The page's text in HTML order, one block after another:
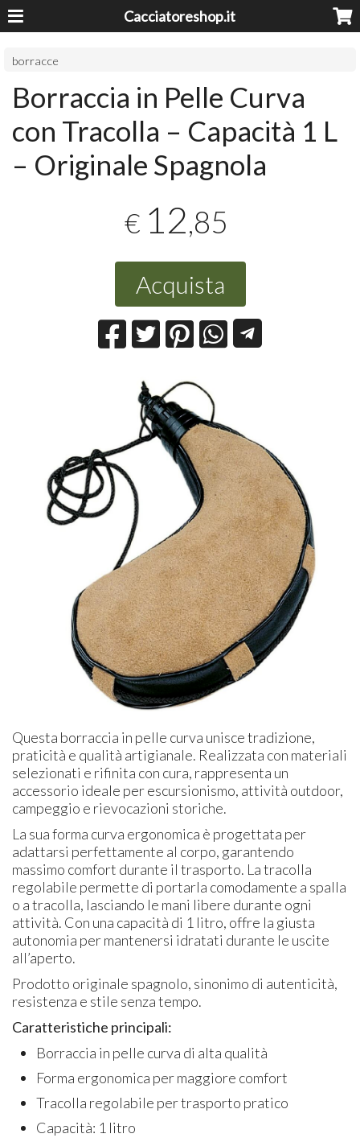
Cacciatoreshop.it
borracce
Borraccia in Pelle Curva
con Tracolla – Capacità 1 L
– Originale Spagnola
€ 12,85
Acquista
Questa borraccia in pelle curva unisce tradizione,
praticità e qualità artigianale. Realizzata con materiali
selezionati e rifinita con cura, rappresenta un
accessorio ideale per escursionismo, attività outdoor,
campeggio e rievocazioni storiche.
La sua forma curva ergonomica è progettata per
adattarsi perfettamente al corpo, garantendo
massimo comfort durante il trasporto. La tracolla
regolabile permette di portarla comodamente a spalla
o a tracolla, lasciando le mani libere durante ogni
attività. Con una capacità di 1 litro, offre la giusta
autonomia per mantenersi idratati durante le uscite
all’aperto.
Prodotto originale spagnolo, sinonimo di autenticità,
resistenza e stile senza tempo.
Caratteristiche principali:
Borraccia in pelle curva di alta qualità
Forma ergonomica per maggiore comfort
Tracolla regolabile per trasporto pratico
Capacità: 1 litro